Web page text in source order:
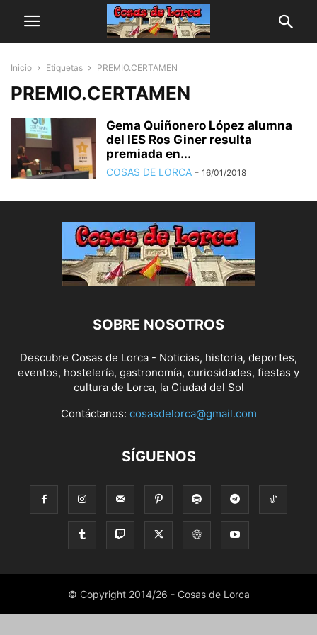
Inicio Etiquetas PREMIO.CERTAMEN
PREMIO.CERTAMEN
Gema Quiñonero López alumna
del IES Ros Giner resulta
premiada en...
COSAS DE LORCA - 16/01/2018
SOBRE NOSOTROS
Descubre Cosas de Lorca - Noticias, historia, deportes,
eventos, hostelería, gastronomía, curiosidades, fiestas y
cultura de Lorca, la Ciudad del Sol
Contáctanos: cosasdelorca@gmail.com
SÍGUENOS
© Copyright 2014/26 - Cosas de Lorca